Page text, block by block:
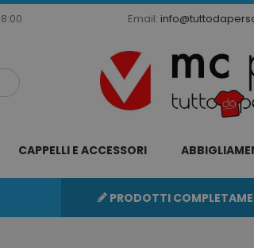
Email:
CAPPELLI E ACCESSORI
PRODOTTI